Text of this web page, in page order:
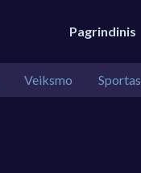
Pagrindinis
Veiksmo Sportas